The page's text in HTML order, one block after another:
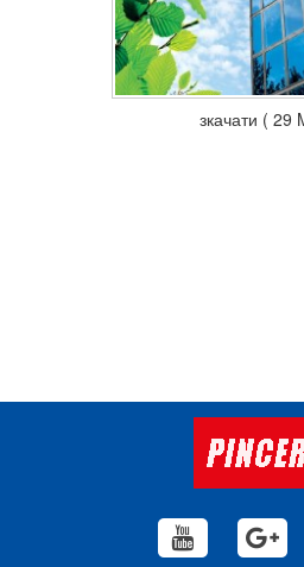
зкачати ( 29